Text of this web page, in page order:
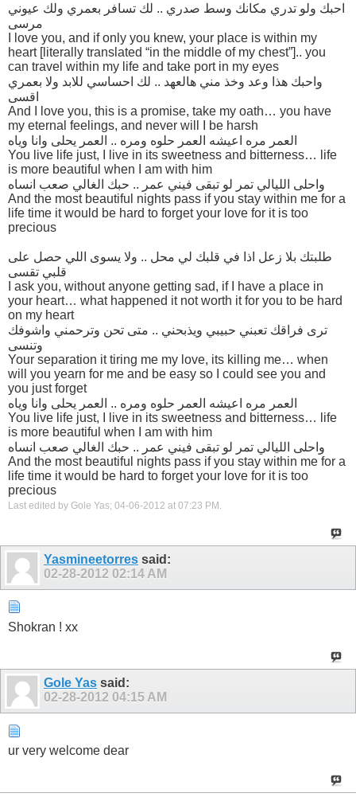
احبك ولو تدري مكانك وسط صدري .. لك تسافر بعمري ولك عيوني
مرسى
I love you, and if only you knew, your place is within my
heart [literally translated “in the middle of my chest”].. you
can travel within my life and take port in my eyes
واحبك هذا وعد وخذ مني هالعهد .. لك احساسي للابد ولا بعمري
اقسى
And I love you, this is a promise, take my oath… you have
my eternal feelings, and never will I be harsh
العمر مره اعيشه العمر حلوه ومره .. العمر يحلى وانا وياه
You live life just, I live in its sweetness and bitterness… life
is more beautiful when I am with him
واحلى الليالي تمر لو تبقى فيني عمر .. حبك الغالي صعب انساه
And the most beautiful nights pass if you stay within me for a
life time it would be hard to forget your love for it is too
precious
طلبتك بلا زعل اذا في قلبك لي محل .. ولا يسوى اللي حصل على
قلبي تقسى
I ask you, without anyone getting sad, if I have a place in
your heart… what happened it not worth it for you to be hard
on my heart
ترى فراقك تعبني حبيبي ويذبحني .. متى تحن وترحمني واشوفك
وتنسى
Your separation it tiring me my love, its killing me… when
will you yearn for me and be easy so I could see you and
you just forget
العمر مره اعيشه العمر حلوه ومره .. العمر يحلى وانا وياه
You live life just, I live in its sweetness and bitterness… life
is more beautiful when I am with him
واحلى الليالي تمر لو تبقى فيني عمر .. حبك الغالي صعب انساه
And the most beautiful nights pass if you stay within me for a
life time it would be hard to forget your love for it is too
precious
Last edited by Gole Yas; 04-06-2012 at 07:23 PM .
Yasmineetorres said:
02-28-2012 02:14 AM
Shokran ! xx
Gole Yas said:
02-28-2012 04:15 AM
ur very welcome dear